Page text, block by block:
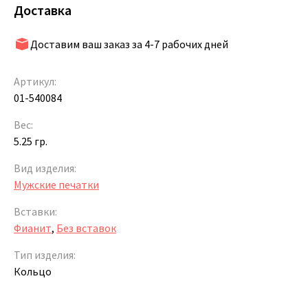
Доставка
Доставим ваш заказ за 4-7 рабочих дней
Артикул:
01-540084
Вес:
5.25 гр.
Вид изделия:
Мужские печатки
Вставки:
Фианит, Без вставок
Тип изделия:
Кольцо